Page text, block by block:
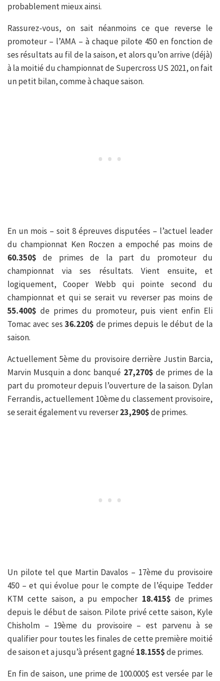
probablement mieux ainsi.
Rassurez-vous, on sait néanmoins ce que reverse le
promoteur – l’AMA – à chaque pilote 450 en fonction de
ses résultats au fil de la saison, et alors qu’on arrive (déjà)
à la moitié du championnat de Supercross US 2021, on fait
un petit bilan, comme à chaque saison.
En un mois – soit 8 épreuves disputées – l’actuel leader
du championnat Ken Roczen a empoché pas moins de
60.350$de primes de la part du promoteur du
championnat via ses résultats. Vient ensuite, et
logiquement, Cooper Webb qui pointe second du
championnat et qui se serait vu reverser pas moins de
55.400$ de primes du promoteur, puis vient enfin Eli
Tomac avec ses36.220$ de primes depuis le début de la
saison.
Actuellement 5ème du provisoire derrière Justin Barcia,
Marvin Musquin a donc banqué 27,270$ de primes de la
part du promoteur depuis l’ouverture de la saison. Dylan
Ferrandis, actuellement 10ème du classement provisoire,
se serait également vu reverser23,290$de primes.
Un pilote tel que Martin Davalos – 17ème du provisoire
450 – et qui évolue pour le compte de l’équipe Tedder
KTM cette saison, a pu empocher 18.415$ de primes
depuis le début de saison. Pilote privé cette saison, Kyle
Chisholm – 19ème du provisoire – est parvenu à se
qualifier pour toutes les finales de cette première moitié
de saison et a jusqu’à présent gagné18.155$de primes.
En fin de saison, une prime de 100.000$ est versée par le